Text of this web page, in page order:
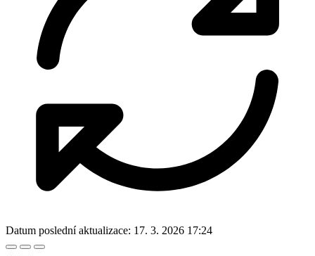
Datum poslední aktualizace: 17. 3. 2026 17:24